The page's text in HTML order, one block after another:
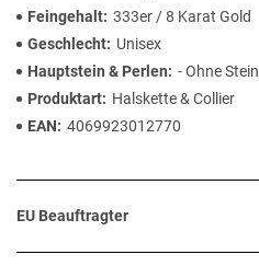
Feingehalt 333er / 8 Karat Gold
Geschlecht
Unisex
Hauptstein & Perlen
- Ohne Stein
Produktart
Halskette & Collier
EAN
4069923012770
EU Beauftragter